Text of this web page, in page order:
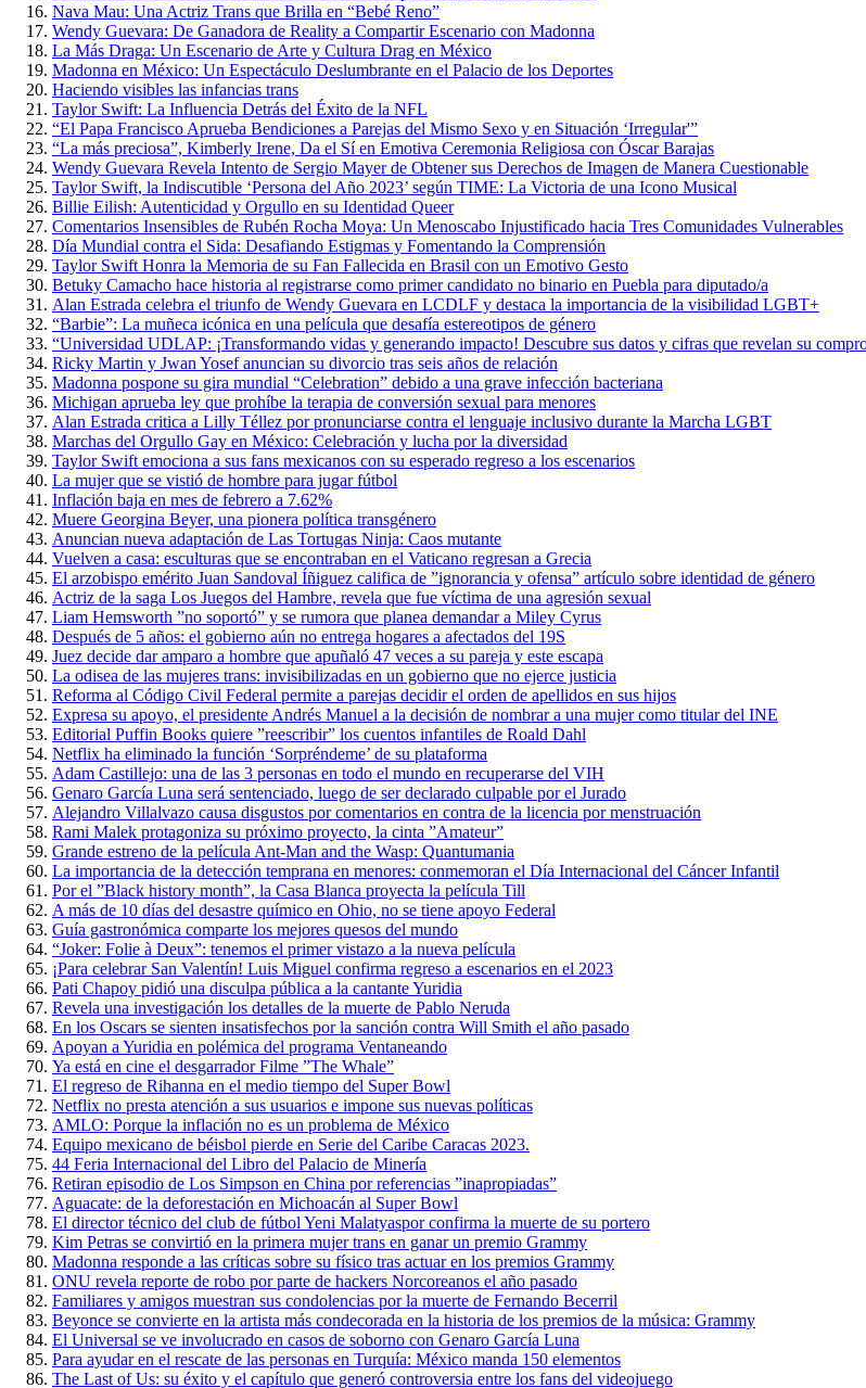
Nava Mau: Una Actriz Trans que Brilla en “Bebé Reno”
Wendy Guevara: De Ganadora de Reality a Compartir Escenario con Madonna
La Más Draga: Un Escenario de Arte y Cultura Drag en México
Madonna en México: Un Espectáculo Deslumbrante en el Palacio de los Deportes
Haciendo visibles las infancias trans
Taylor Swift: La Influencia Detrás del Éxito de la NFL
“El Papa Francisco Aprueba Bendiciones a Parejas del Mismo Sexo y en Situación ‘Irregular'”
“La más preciosa”, Kimberly Irene, Da el Sí en Emotiva Ceremonia Religiosa con Óscar Barajas
Wendy Guevara Revela Intento de Sergio Mayer de Obtener sus Derechos de Imagen de Manera Cuestionable
Taylor Swift, la Indiscutible ‘Persona del Año 2023’ según TIME: La Victoria de una Icono Musical
Billie Eilish: Autenticidad y Orgullo en su Identidad Queer
Comentarios Insensibles de Rubén Rocha Moya: Un Menoscabo Injustificado hacia Tres Comunidades Vulnerables
Día Mundial contra el Sida: Desafiando Estigmas y Fomentando la Comprensión
Taylor Swift Honra la Memoria de su Fan Fallecida en Brasil con un Emotivo Gesto
Betuky Camacho hace historia al registrarse como primer candidato no binario en Puebla para diputado/a
Alan Estrada celebra el triunfo de Wendy Guevara en LCDLF y destaca la importancia de la visibilidad LGBT+
“Barbie”: La muñeca icónica en una película que desafía estereotipos de género
“Universidad UDLAP: ¡Transformando vidas y generando impacto! Descubre sus datos y cifras que revelan su
Ricky Martin y Jwan Yosef anuncian su divorcio tras seis años de relación
Madonna pospone su gira mundial “Celebration” debido a una grave infección bacteriana
Michigan aprueba ley que prohíbe la terapia de conversión sexual para menores
Alan Estrada critica a Lilly Téllez por pronunciarse contra el lenguaje inclusivo durante la Marcha LGBT
Marchas del Orgullo Gay en México: Celebración y lucha por la diversidad
Taylor Swift emociona a sus fans mexicanos con su esperado regreso a los escenarios
La mujer que se vistió de hombre para jugar fútbol
Inflación baja en mes de febrero a 7.62%
Muere Georgina Beyer, una pionera política transgénero
Anuncian nueva adaptación de Las Tortugas Ninja: Caos mutante
Vuelven a casa: esculturas que se encontraban en el Vaticano regresan a Grecia
El arzobispo emérito Juan Sandoval Íñiguez califica de ”ignorancia y ofensa” artículo sobre identidad de género
Actriz de la saga Los Juegos del Hambre, revela que fue víctima de una agresión sexual
Liam Hemsworth ”no soportó” y se rumora que planea demandar a Miley Cyrus
Después de 5 años: el gobierno aún no entrega hogares a afectados del 19S
Juez decide dar amparo a hombre que apuñaló 47 veces a su pareja y este escapa
La odisea de las mujeres trans: invisibilizadas en un gobierno que no ejerce justicia
Reforma al Código Civil Federal permite a parejas decidir el orden de apellidos en sus hijos
Expresa su apoyo, el presidente Andrés Manuel a la decisión de nombrar a una mujer como titular del INE
Editorial Puffin Books quiere ”reescribir” los cuentos infantiles de Roald Dahl
Netflix ha eliminado la función ‘Sorpréndeme’ de su plataforma
Adam Castillejo: una de las 3 personas en todo el mundo en recuperarse del VIH
Genaro García Luna será sentenciado, luego de ser declarado culpable por el Jurado
Alejandro Villalvazo causa disgustos por comentarios en contra de la licencia por menstruación
Rami Malek protagoniza su próximo proyecto, la cinta ”Amateur”
Grande estreno de la película Ant-Man and the Wasp: Quantumania
La importancia de la detección temprana en menores: conmemoran el Día Internacional del Cáncer Infantil
Por el ”Black history month”, la Casa Blanca proyecta la película Till
A más de 10 días del desastre químico en Ohio, no se tiene apoyo Federal
Guía gastronómica comparte los mejores quesos del mundo
“Joker: Folie à Deux”: tenemos el primer vistazo a la nueva película
¡Para celebrar San Valentín! Luis Miguel confirma regreso a escenarios en el 2023
Pati Chapoy pidió una disculpa pública a la cantante Yuridia
Revela una investigación los detalles de la muerte de Pablo Neruda
En los Oscars se sienten insatisfechos por la sanción contra Will Smith el año pasado
Apoyan a Yuridia en polémica del programa Ventaneando
Ya está en cine el desgarrador Filme ”The Whale”
El regreso de Rihanna en el medio tiempo del Super Bowl
Netflix no presta atención a sus usuarios e impone sus nuevas políticas
AMLO: Porque la inflación no es un problema de México
Equipo mexicano de béisbol pierde en Serie del Caribe Caracas 2023.
44 Feria Internacional del Libro del Palacio de Minería
Retiran episodio de Los Simpson en China por referencias ”inapropiadas”
Aguacate: de la deforestación en Michoacán al Super Bowl
El director técnico del club de fútbol Yeni Malatyaspor confirma la muerte de su portero
Kim Petras se convirtió en la primera mujer trans en ganar un premio Grammy
Madonna responde a las críticas sobre su físico tras actuar en los premios Grammy
ONU revela reporte de robo por parte de hackers Norcoreanos el año pasado
Familiares y amigos muestran sus condolencias por la muerte de Fernando Becerril
Beyonce se convierte en la artista más condecorada en la historia de los premios de la música: Grammy
El Universal se ve involucrado en casos de soborno con Genaro García Luna
Para ayudar en el rescate de las personas en Turquía: México manda 150 elementos
The Last of Us: su éxito y el capítulo que generó controversia entre los fans del videojuego